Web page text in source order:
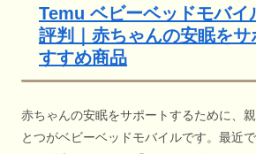
Temu ベビーベッドモバイ
評判｜赤ちゃんの安眠を
すすめ商品
赤ちゃんの安眠をサポートするために、
とつがベビーベッドモバイルです。最近